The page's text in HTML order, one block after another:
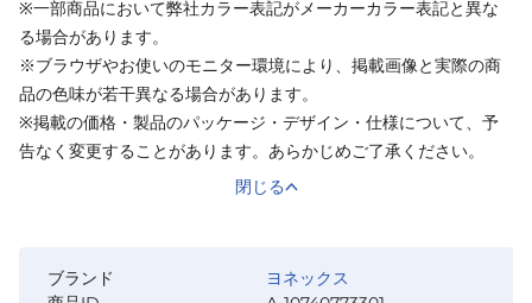
※一部商品において弊社カラー表記がメーカーカラー表記と異な
る場合があります。
※ブラウザやお使いのモニター環境により、掲載画像と実際の商
品の色味が若干異なる場合があります。
※掲載の価格・製品のパッケージ・デザイン・仕様について、予
告なく変更することがあります。あらかじめご了承ください。
閉じる
ブランド
ヨネックス